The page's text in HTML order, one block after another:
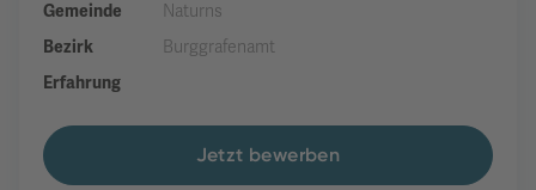
Gemeinde
Naturns
Bezirk
Burggrafenamt
Erfahrung
Jetzt bewerben